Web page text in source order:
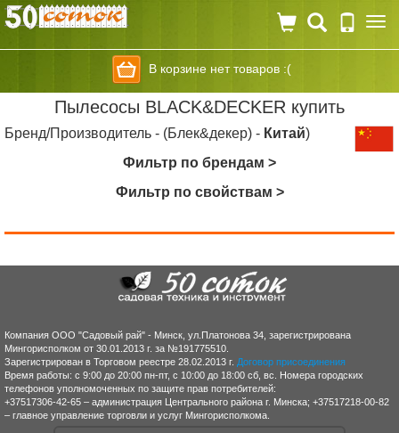
В корзине нет товаров :(
Пылесосы BLACK&DECKER купить
Бренд/Производитель - (Блек&декер) - Китай)
Фильтр по брендам >
Фильтр по свойствам >
Компания ООО "Садовый рай" - Минск, ул.Платонова 34, зарегистрирована
Мингорисполком от 30.01.2013 г. за №191775510.
Зарегистрирован в Торговом реестре 28.02.2013 г. Договор присоединения
Время работы: с 9:00 до 20:00 пн-пт, с 10:00 до 18:00 сб, вс. Номера городских
телефонов уполномоченных по защите прав потребителей:
+37517306-42-65 – администрация Центрального района г. Минска; +37517218-00-82
– главное управление торговли и услуг Мингорисполкома.